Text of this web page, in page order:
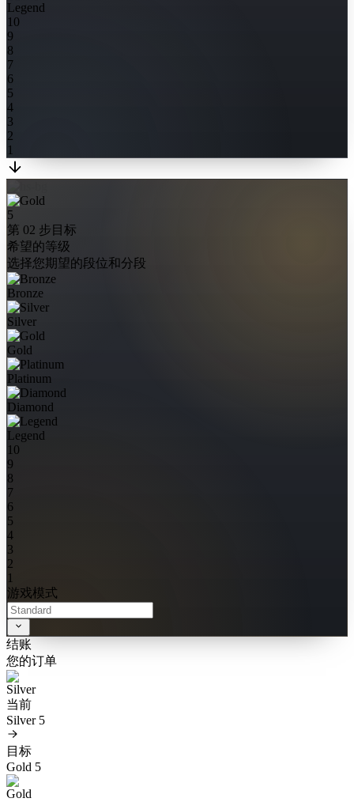
Legend
10
9
8
7
6
5
4
3
2
1
5
第 02 步 目标
希望的等级
选择您期望的段位和分段
Bronze
Silver
Gold
Platinum
Diamond
Legend
10
9
8
7
6
5
4
3
2
1
游戏模式
结账
您的订单
当前
Silver 5
目标
Gold 5